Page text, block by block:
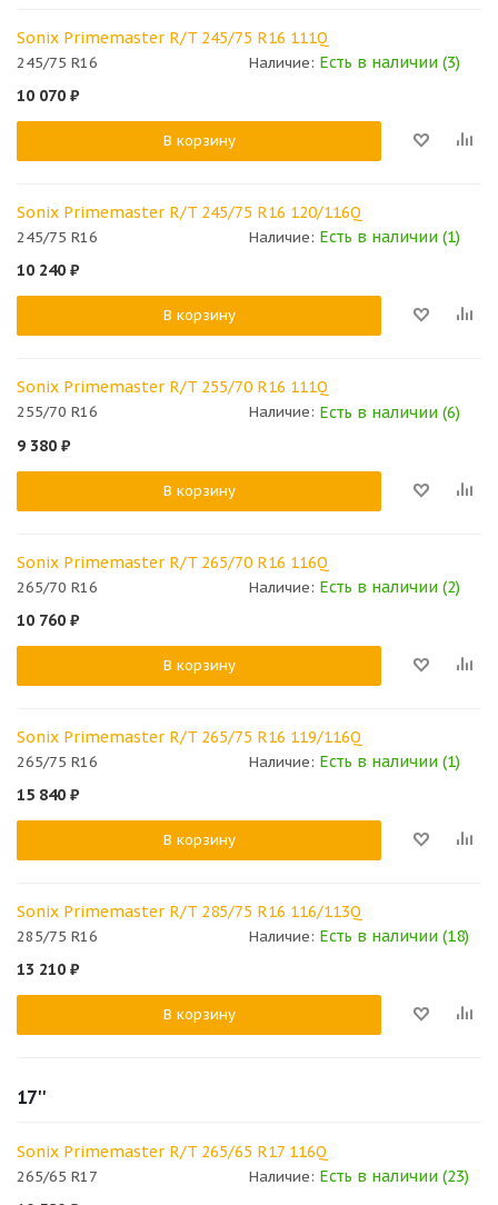
Sonix Primemaster R/T 245/75 R16 111Q
245/75 R16 Наличие: Есть в наличии (3)
10 070 ₽
В корзину
Sonix Primemaster R/T 245/75 R16 120/116Q
245/75 R16 Наличие: Есть в наличии (1)
10 240 ₽
В корзину
Sonix Primemaster R/T 255/70 R16 111Q
255/70 R16 Наличие: Есть в наличии (6)
9 380 ₽
В корзину
Sonix Primemaster R/T 265/70 R16 116Q
265/70 R16 Наличие: Есть в наличии (2)
10 760 ₽
В корзину
Sonix Primemaster R/T 265/75 R16 119/116Q
265/75 R16 Наличие: Есть в наличии (1)
15 840 ₽
В корзину
Sonix Primemaster R/T 285/75 R16 116/113Q
285/75 R16 Наличие: Есть в наличии (18)
13 210 ₽
В корзину
17''
Sonix Primemaster R/T 265/65 R17 116Q
265/65 R17 Наличие: Есть в наличии (23)